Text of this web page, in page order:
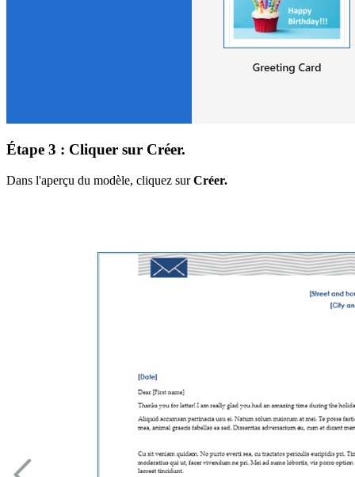
Étape 3 : Cliquer sur Créer.
Dans l'aperçu du modèle, cliquez surCréer.